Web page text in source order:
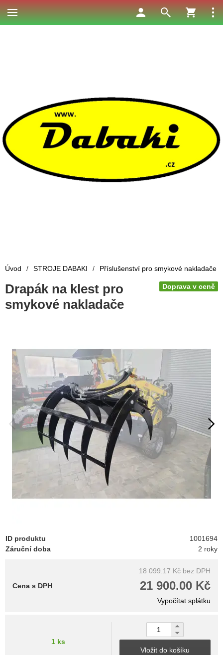
Úvod / STROJE DABAKI / Příslušenství pro smykové nakladače
Doprava v ceně
Drapák na klest pro
smykové nakladače
ID produktu
1001694
Záruční doba
2 roky
18 099.17 Kč bez DPH
21 900.00 Kč
Cena s DPH
Vypočítat splátku
1 ks
Vložit do košíku